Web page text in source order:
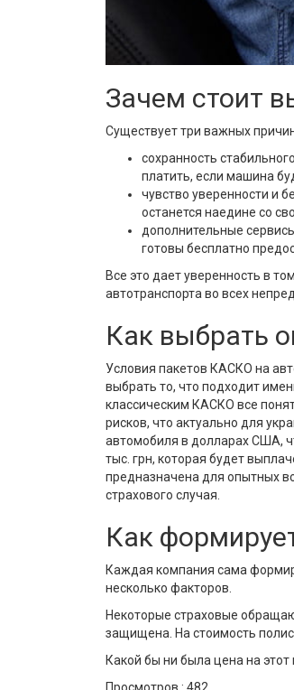
Зачем стоит
Существует три важных
сохранность
платить, если машина
чувство уверенности и
останется наедине со
дополнительные
готовы бесплатно
Все это дает уверенность в
автотранспорта во всех
Как выбрать
Условия пакетов КАСКО на
выбрать то, что подходит
классическим КАСКО все
рисков, что актуально для
автомобиля в долларах США,
тыс. грн, которая будет
предназначена для опытных
страхового случая.
Как
Каждая компания сама
несколько факторов.
Некоторые страховые
защищена. На стоимость
Какой бы ни была цена на